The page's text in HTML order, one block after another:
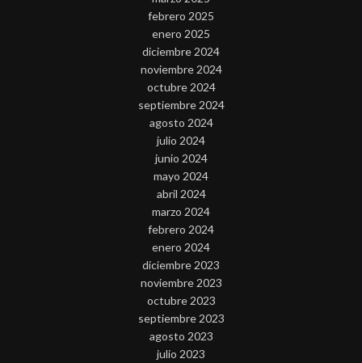
febrero 2025
enero 2025
diciembre 2024
noviembre 2024
octubre 2024
septiembre 2024
agosto 2024
julio 2024
junio 2024
mayo 2024
abril 2024
marzo 2024
febrero 2024
enero 2024
diciembre 2023
noviembre 2023
octubre 2023
septiembre 2023
agosto 2023
julio 2023